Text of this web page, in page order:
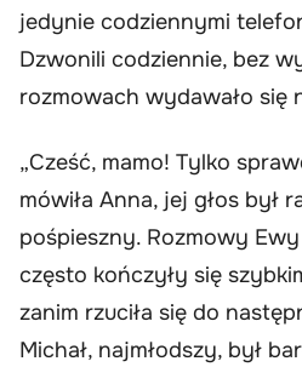
jedynie codziennymi
Dzwonili codziennie, bez
rozmowach wydawało się
„Cześć, mamo! Tylko
mówiła Anna, jej głos był
pośpieszny. Rozmowy
często kończyły się
zanim rzuciła się do
Michał, najmłodszy, był